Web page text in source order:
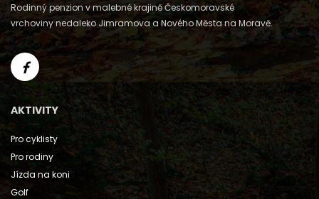
Rodinný penzion v malebné krajině Českomoravské
vrchoviny nedaleko Jimramova a Nového Města na Moravě.
AKTIVITY
Pro cyklisty
Pro rodiny
Jízda na koni
Golf